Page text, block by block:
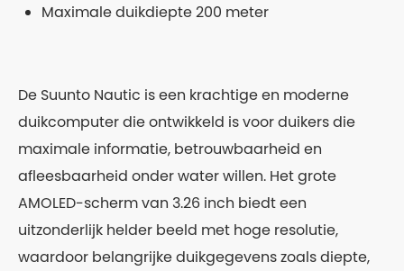
Maximale duikdiepte 200 meter
De Suunto Nautic is een krachtige en moderne
duikcomputer die ontwikkeld is voor duikers die
maximale informatie, betrouwbaarheid en
afleesbaarheid onder water willen. Het grote
AMOLED-scherm van 3.26 inch biedt een
uitzonderlijk helder beeld met hoge resolutie,
waardoor belangrijke duikgegevens zoals diepte,